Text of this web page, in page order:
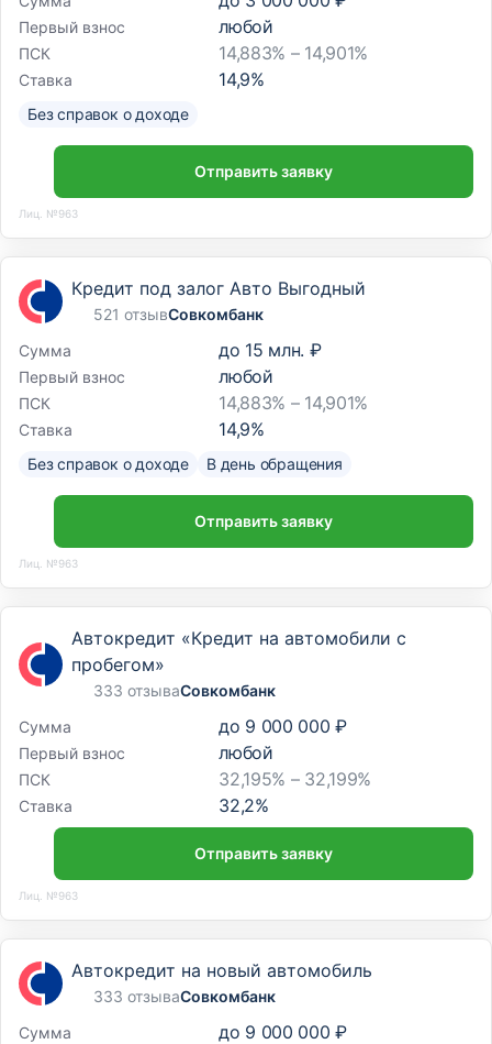
Первый взнос любой
ПСК 14,883% – 14,901%
Ставка 14,9%
Без справок о доходе
Отправить заявку
Лиц. №963
Кредит под залог Авто Выгодный
521 отзывСовкомбанк
Сумма
до 15 млн. ₽
Первый взнос любой
ПСК 14,883% – 14,901%
Ставка 14,9%
Без справок о доходе В день обращения
Отправить заявку
Лиц. №963
Автокредит «Кредит на автомобили с
пробегом»
333 отзываСовкомбанк
Сумма
до 9 000 000 ₽
Первый взнос любой
ПСК 32,195% – 32,199%
Ставка 32,2%
Отправить заявку
Лиц. №963
Автокредит на новый автомобиль
333 отзываСовкомбанк
Сумма
до 9 000 000 ₽